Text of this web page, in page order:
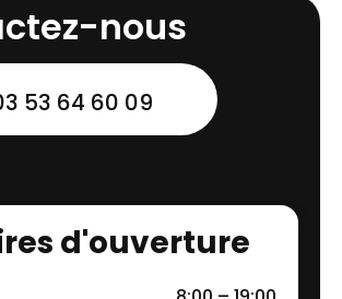
nous
53 64 60 09
d'ouverture